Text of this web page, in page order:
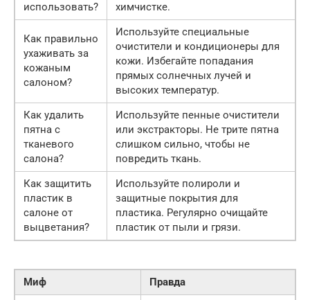
использовать?
химчистке.
Как правильно
ухаживать за
кожаным
салоном?
Используйте специальные
очистители и кондиционеры для
кожи. Избегайте попадания
прямых солнечных лучей и
высоких температур.
Как удалить
пятна с
тканевого
салона?
Используйте пенные очистители
или экстракторы. Не трите пятна
слишком сильно, чтобы не
повредить ткань.
Как защитить
пластик в
салоне от
выцветания?
Используйте полироли и
защитные покрытия для
пластика. Регулярно очищайте
пластик от пыли и грязи.
Миф Правда